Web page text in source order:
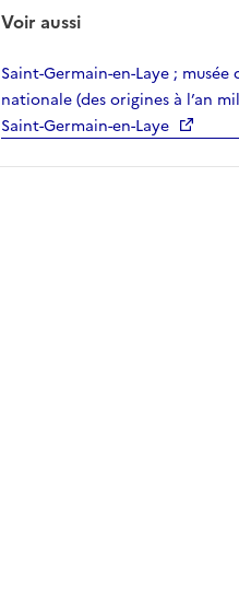
Voir aussi
Saint-Germain-en-Laye ; musée
nationale (des origines à l’an
Saint-Germain-en-Laye